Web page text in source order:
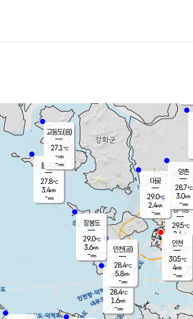
무의도
28.4℃
1.6m/s
-mm
볼음도
27.8℃
3.4m/s
-mm
장봉도
29.0℃
3.6m/s
-mm
경서동
29.5℃
2.4 m/s
-mm
대곶
29.0℃
2.4m/s
-mm
양촌
28.7℃
3.0m/s
-mm
인천(공)
28.4℃
5.8m/s
-mm
교동도(음)
27.1℃
-m/s
-mm
인천
30.5℃
4m/s
-mm